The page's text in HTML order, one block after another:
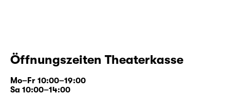
Öffnungszeiten Theaterkasse
Mo–Fr 10:00–19:00
Sa 10:00–14:00